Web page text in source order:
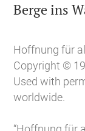
Berge ins
Hoffnung für
Copyright ©
Used with
worldwide.